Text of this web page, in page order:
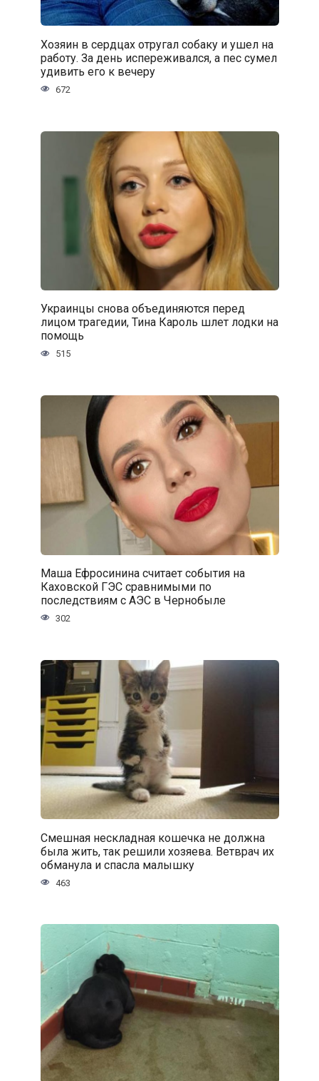
Хозяин в сердцах отругал собаку и ушел на
работу. За день испереживался, а пес сумел
удивить его к вечеру
672
Украинцы снова объединяются перед
лицом трагедии, Тина Кароль шлет лодки на
помощь
515
Маша Ефросинина считает события на
Каховской ГЭС сравнимыми по
последствиям с АЭС в Чернобыле
302
Смешная нескладная кошечка не должна
была жить, так решили хозяева. Ветврач их
обманула и спасла малышку
463